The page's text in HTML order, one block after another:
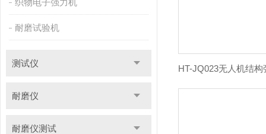
织物电子强力机
耐磨试验机
测试仪
耐磨仪
耐磨仪测试